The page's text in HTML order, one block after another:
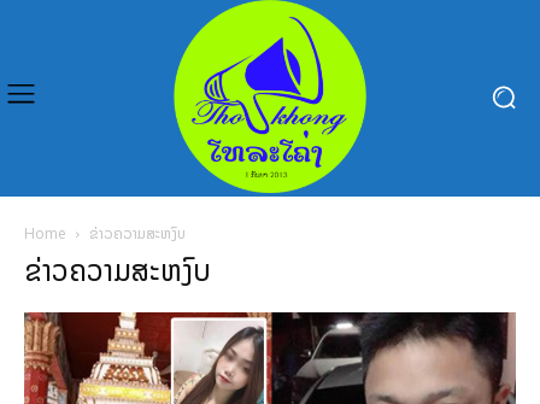
Home ຂ່າວຄວາມສະຫງົບ
ຂ່າວຄວາມສະຫງົບ